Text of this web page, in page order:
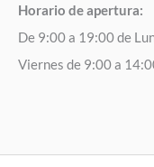
Horario de apertura:
De 9:00 a 19:00 de
Viernes de 9:00 a